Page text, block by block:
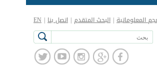
المعلوماتية | البحث المتقدم | اتصل بنا |
EN